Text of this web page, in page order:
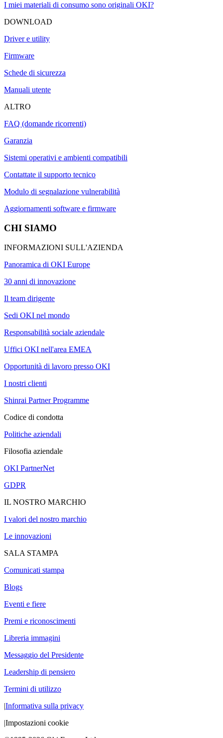
I miei materiali di consumo sono originali OKI?
DOWNLOAD
Driver e utility
Firmware
Schede di sicurezza
Manuali utente
ALTRO
FAQ (domande ricorrenti)
Garanzia
Sistemi operativi e ambienti compatibili
Contattate il supporto tecnico
Modulo di segnalazione vulnerabilità
Aggiornamenti software e firmware
CHI SIAMO
INFORMAZIONI SULL'AZIENDA
Panoramica di OKI Europe
30 anni di innovazione
Il team dirigente
Sedi OKI nel mondo
Responsabilità sociale aziendale
Uffici OKI nell'area EMEA
Opportunità di lavoro presso OKI
I nostri clienti
Shinrai Partner Programme
Codice di condotta
Politiche aziendali
Filosofia aziendale
OKI PartnerNet
GDPR
IL NOSTRO MARCHIO
I valori del nostro marchio
Le innovazioni
SALA STAMPA
Comunicati stampa
Blogs
Eventi e fiere
Premi e riconoscimenti
Libreria immagini
Messaggio del Presidente
Leadership di pensiero
Termini di utilizzo
|Informativa sulla privacy
|Impostazioni cookie